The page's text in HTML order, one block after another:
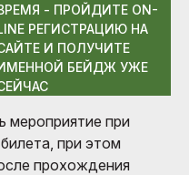
- ПРОЙДИТЕ ON-
РЕГИСТРАЦИЮ НА
И ПОЛУЧИТЕ
БЕЙДЖ УЖЕ
мероприятие при
при этом
прохождения